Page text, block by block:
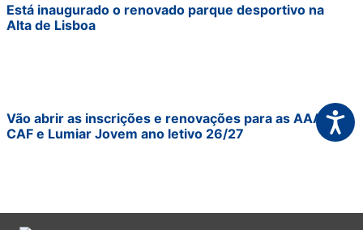
Está inaugurado o renovado parque desportivo na
Alta de Lisboa
Vão abrir as inscrições e renovações para as AAAF,
CAF e Lumiar Jovem ano letivo 26/27